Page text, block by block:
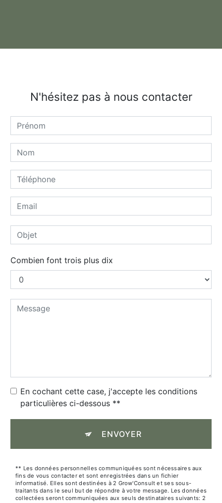
N'hésitez pas à nous contacter
Combien font trois plus dix
En cochant cette case, j'accepte les conditions
particulières ci-dessous **
ENVOYER
** Les données personnelles communiquées sont nécessaires aux
fins de vous contacter et sont enregistrées dans un fichier
informatisé. Elles sont destinées à 2 Grow'Consult et ses sous-
traitants dans le seul but de répondre à votre message. Les données
collectées seront communiquées aux seuls destinataires suivants: 2